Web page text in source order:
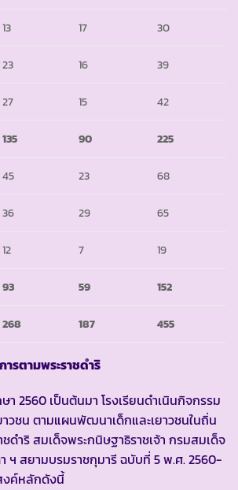
13 17 30
23 16 39
27 15 42
135 90 225
45 23 68
36 29 65
12 7 19
93 59 152
268 187 455
ารตามพระราชดำริ
เป็นต้นมา โรงเรียนดำเนินกิจกรรม
วชน ตามแผนพัฒนาเด็กและเยาวชนในถิ่น
ดำริ สมเด็จพระกนิษฐาธิราชเจ้า กรมสมเด็จ
ฯ สยามบรมราชกุมารี ฉบับที่ 5 พ.ศ. 2560-
งค์หลักดังนี้